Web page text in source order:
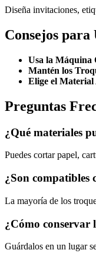
Diseña invitaciones,
Consejos
Usa la Máquina
Mantén los
Elige el Material
Preguntas
¿Qué materiales
Puedes cortar papel,
¿Son compatibles
La mayoría de los
¿Cómo conservar
Guárdalos en un lugar